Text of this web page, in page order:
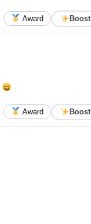
Award Boost
Award Boost